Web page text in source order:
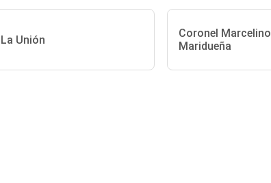
La Unión
Coronel Marcelino
Maridueña